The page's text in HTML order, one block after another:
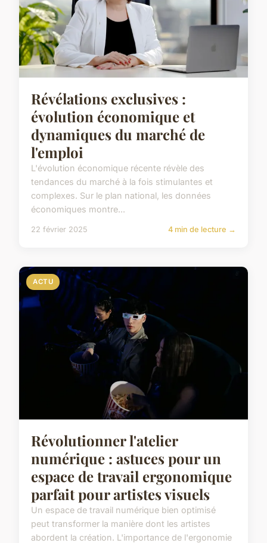
Révélations exclusives :
évolution économique et
dynamiques du marché de
l'emploi
L'évolution économique récente révèle des
tendances du marché à la fois stimulantes et
complexes. Sur le plan national, les données
économiques montre...
22 février 2025 4 min de lecture →
ACTU
Révolutionner l'atelier
numérique : astuces pour un
espace de travail ergonomique
parfait pour artistes visuels
Un espace de travail numérique bien optimisé
peut transformer la manière dont les artistes
abordent la création. L'importance de l'ergonomie